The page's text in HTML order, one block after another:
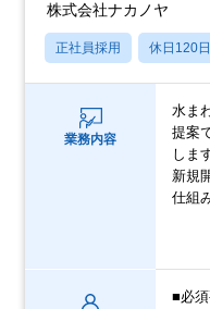
株式会社ナカノヤ
正社員採用 休日120
業務内容
水ま
提案
しま
新規
仕組
■必